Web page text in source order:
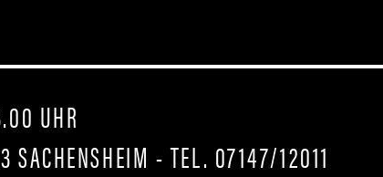
UHR
- TEL. 07147/12011